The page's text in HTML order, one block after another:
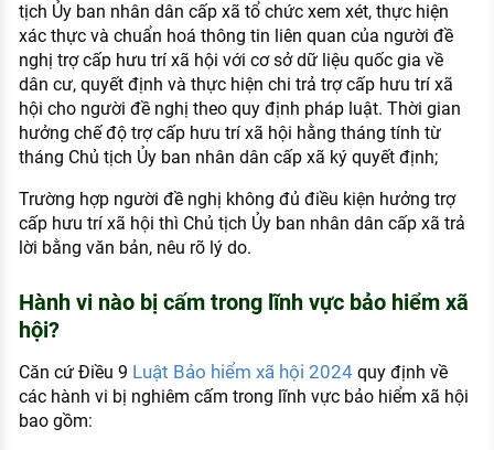
tịch Ủy ban nhân dân cấp xã tổ chức xem xét, thực hiện
xác thực và chuẩn hoá thông tin liên quan của người đề
nghị trợ cấp hưu trí xã hội với cơ sở dữ liệu quốc gia về
dân cư, quyết định và thực hiện chi trả trợ cấp hưu trí xã
hội cho người đề nghị theo quy định pháp luật. Thời gian
hưởng chế độ trợ cấp hưu trí xã hội hằng tháng tính từ
tháng Chủ tịch Ủy ban nhân dân cấp xã ký quyết định;
Trường hợp người đề nghị không đủ điều kiện hưởng trợ
cấp hưu trí xã hội thì Chủ tịch Ủy ban nhân dân cấp xã trả
lời bằng văn bản, nêu rõ lý do.
Hành vi nào bị cấm trong lĩnh vực bảo hiểm xã
hội?
Căn cứ Điều 9 Luật Bảo hiểm xã hội 2024quy định về
các hành vi bị nghiêm cấm trong lĩnh vực bảo hiểm xã hội
bao gồm: